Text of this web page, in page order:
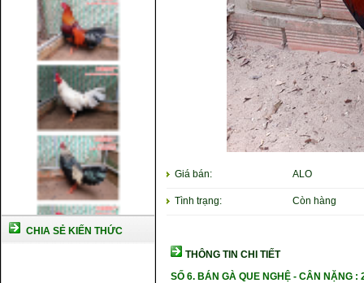
CHIA SẺ KIẾN THỨC
Giá bán: ALO
Tình trạng: Còn hàng
THÔNG TIN CHI TIẾT
SỐ 6.BÁN GÀ QUE NGHỆ -CÂN NẶNG :